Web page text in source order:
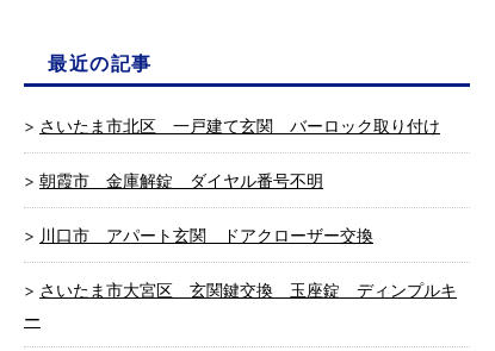
最近の記事
さいたま市北区 一戸建て玄関 バーロック取り付け
朝霞市 金庫解錠 ダイヤル番号不明
川口市 アパート玄関 ドアクローザー交換
さいたま市大宮区 玄関鍵交換 玉座錠 ディンプルキ
ー